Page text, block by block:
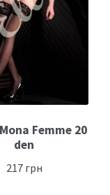
Femme 20
den
217грн